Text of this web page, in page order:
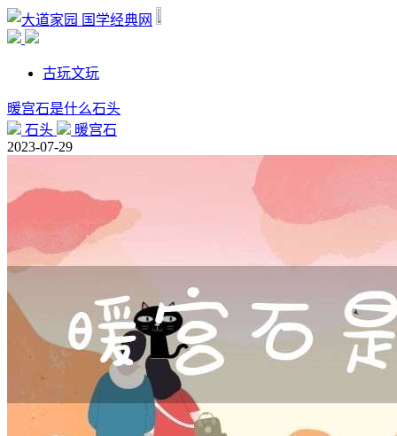
国学经典网
古玩文玩
暖宫石是什么石头
石头
暖宫石
2023-07-29